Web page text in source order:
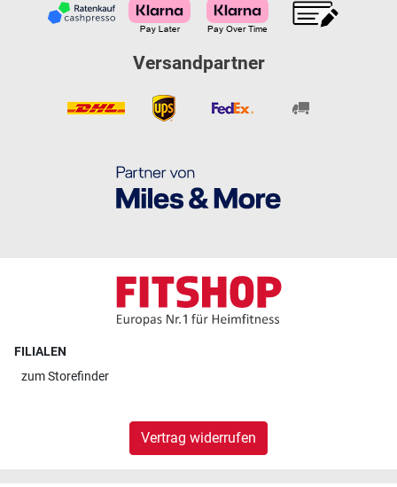
Versandpartner
FILIALEN
zumStorefinder
Vertrag widerrufen